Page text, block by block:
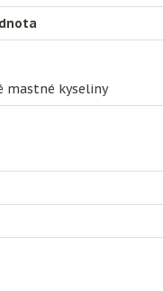
mastné kyseliny